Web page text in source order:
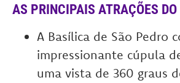
AS PRINCIPAIS ATRAÇÕES
A Basílica de São Pedro
impressionante cúpula
uma vista de 360 ​​graus